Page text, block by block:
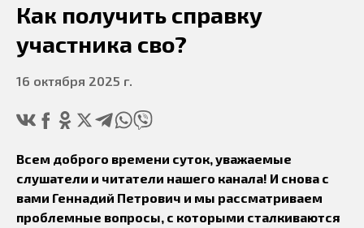
Как получить справку
участника сво?
16 октября 2025 г.
Всем доброго времени суток, уважаемые
слушатели и читатели нашего канала! И снова с
вами Геннадий Петрович и мы рассматриваем
проблемные вопросы, с которыми сталкиваются